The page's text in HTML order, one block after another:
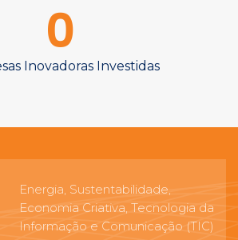
0
Inovadoras Investidas
Energia, Sustentabilidade,
Economia Criativa, Tecnologia da
Informação e Comunicação (TIC)